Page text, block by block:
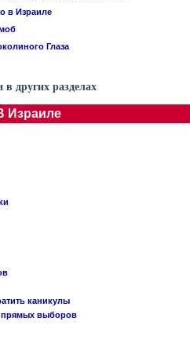
в Израиле
Глаза
в других разделах
Израиле
каникулы
прямых выборов